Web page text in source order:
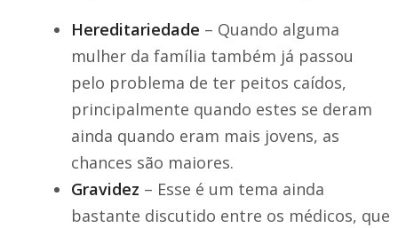
Hereditariedade – Quando alguma
mulher da família também já passou
pelo problema de ter peitos caídos,
principalmente quando estes se deram
ainda quando eram mais jovens, as
chances são maiores.
Gravidez – Esse é um tema ainda
bastante discutido entre os médicos, que